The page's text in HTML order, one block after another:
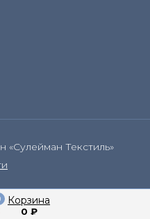
«Сулейман Текстиль»
Корзина
0 ₽